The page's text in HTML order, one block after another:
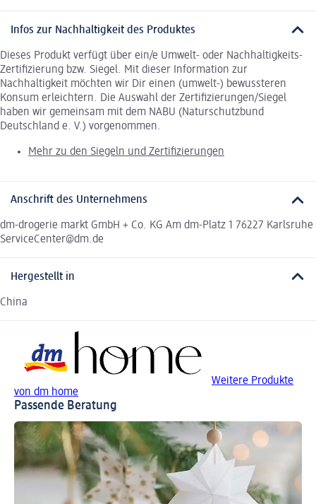
Infos zur Nachhaltigkeit des Produktes
Dieses Produkt verfügt über ein/e Umwelt- oder Nachhaltigkeits-
Zertifizierung bzw. Siegel. Mit dieser Information zur
Nachhaltigkeit möchten wir Dir einen (umwelt-) bewussteren
Konsum erleichtern. Die Auswahl der Zertifizierungen/Siegel
haben wir gemeinsam mit dem NABU (Naturschutzbund
Deutschland e. V.) vorgenommen.
Mehr zu den Siegeln und Zertifizierungen
Anschrift des Unternehmens
dm-drogerie markt GmbH + Co. KG Am dm-Platz 1 76227 Karlsruhe
ServiceCenter@dm.de
Hergestellt in
China
Weitere Produkte
von dm home
Passende Beratung